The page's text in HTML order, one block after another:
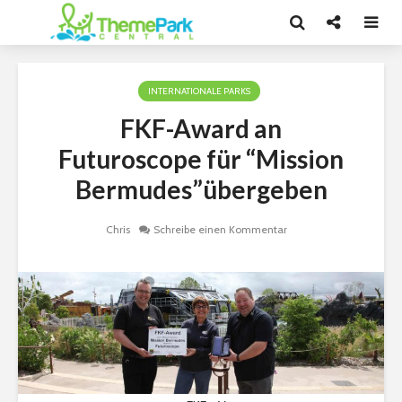
INTERNATIONALE PARKS
FKF-Award an
Futuroscope für “Mission
Bermudes”übergeben
Chris Schreibe einen Kommentar